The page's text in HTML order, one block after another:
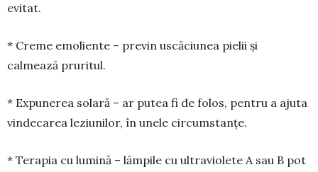
evitat.
* Creme emoliente – previn uscăciunea pielii și
calmează pruritul.
* Expunerea solară – ar putea fi de folos, pen­tru a ajuta
vindecarea leziunilor, în unele circumstanțe.
* Terapia cu lumină – lămpile cu ultraviolete A sau B pot